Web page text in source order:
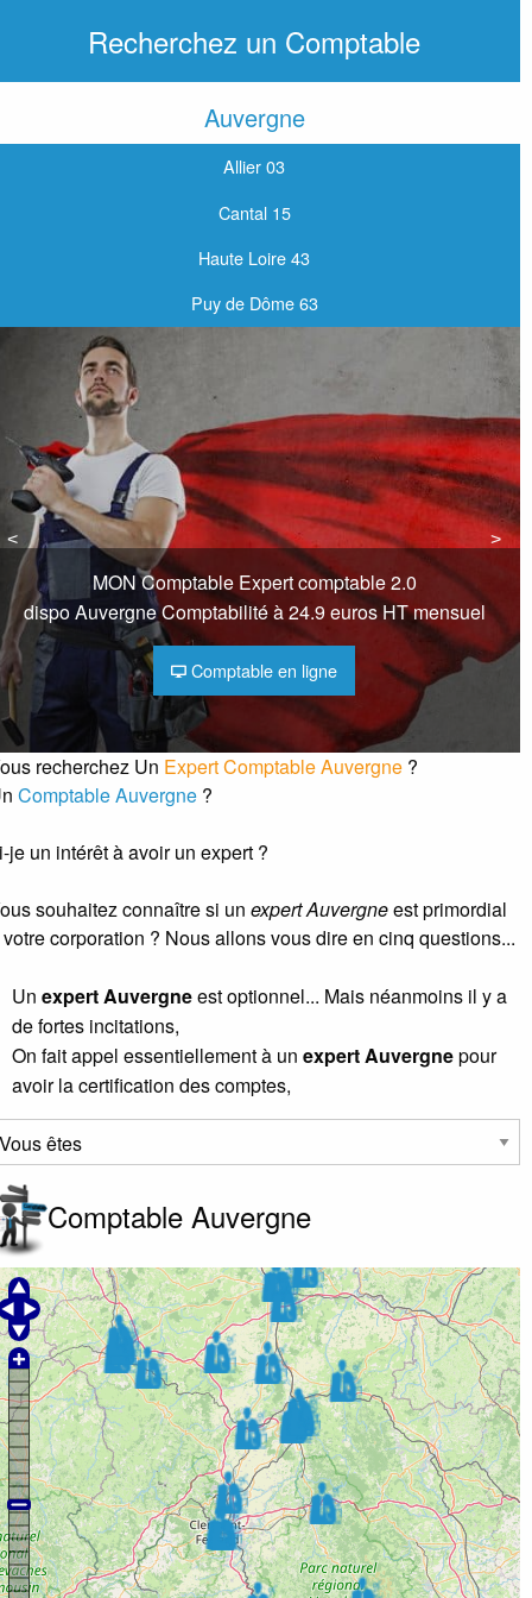
Recherchez un Comptable
Auvergne
Allier 03
Cantal 15
Haute Loire 43
Puy de Dôme 63
<
< >
>
MON Comptable Expert comptable 2.0
dispo Auvergne Comptabilité à 24.9 euros HT mensuel
Comptable en ligne
recherchez Un Expert Comptable Auvergne ?
Comptable Auvergne ?
je un intérêt à avoir un expert ?
souhaitez connaître si un expert Auvergneest primordial
corporation ? Nous allons vous dire en cinq questions...
Un expert Auvergneest optionnel... Mais néanmoins il y a
de fortes incitations,
On fait appel essentiellement à un expert Auvergnepour
avoir la certification des comptes,
Comptable Auvergne